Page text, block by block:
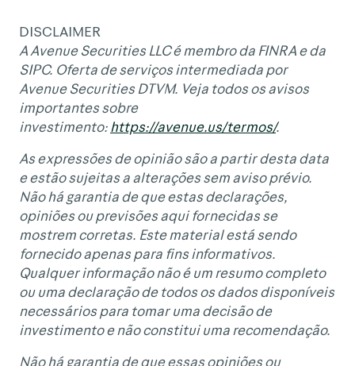
DISCLAIMER
A Avenue Securities LLC é membro da FINRA e da
SIPC. Oferta de serviços intermediada por
Avenue Securities DTVM. Veja todos os avisos
importantes sobre
investimento: https://avenue.us/termos/.
As expressões de opinião são a partir desta data
e estão sujeitas a alterações sem aviso prévio.
Não há garantia de que estas declarações,
opiniões ou previsões aqui fornecidas se
mostrem corretas. Este material está sendo
fornecido apenas para fins informativos.
Qualquer informação não é um resumo completo
ou uma declaração de todos os dados disponíveis
necessários para tomar uma decisão de
investimento e não constitui uma recomendação.
Não há garantia de que essas opiniões ou